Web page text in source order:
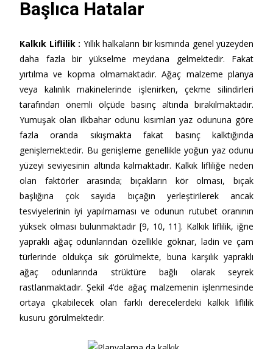
Başlıca Hatalar
Kalkık Liflilik: Yıllık halkaların bir kısmında genel yüzeyden
daha fazla bir yükselme meydana gelmektedir. Fakat
yırtılma ve kopma olmamaktadır. Ağaç malzeme planya
veya kalınlık makinelerinde işlenirken, çekme silindirleri
tarafından önemli ölçüde basınç altında bırakılmaktadır.
Yumuşak olan ilkbahar odunu kısımları yaz odununa göre
fazla oranda sıkışmakta fakat basınç kalktığında
genişlemektedir. Bu genişleme genellikle yoğun yaz odunu
yüzeyi seviyesinin altında kalmaktadır. Kalkık lifliliğe neden
olan faktörler arasında; bıçakların kör olması, bıçak
başlığına çok sayıda bıçağın yerleştirilerek ancak
tesviyelerinin iyi yapılmaması ve odunun rutubet oranının
yüksek olması bulunmaktadır [9, 10, 11]. Kalkık liflilik, iğne
yapraklı ağaç odunlarından özellikle göknar, ladin ve çam
türlerinde oldukça sık görülmekte, buna karşılık yapraklı
ağaç odunlarında strüktüre bağlı olarak seyrek
rastlanmaktadır. Şekil 4’de ağaç malzemenin işlenmesinde
ortaya çıkabilecek olan farklı derecelerdeki kalkık liflilik
kusuru görülmektedir.